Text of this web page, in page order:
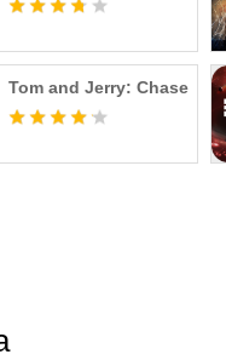
Tom and Jerry: Chase